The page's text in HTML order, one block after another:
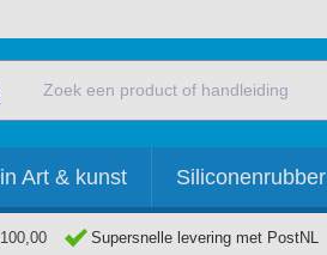
Art & kunst Siliconenrubber
Supersnelle levering met PostNL